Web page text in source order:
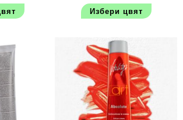
Избери цвят